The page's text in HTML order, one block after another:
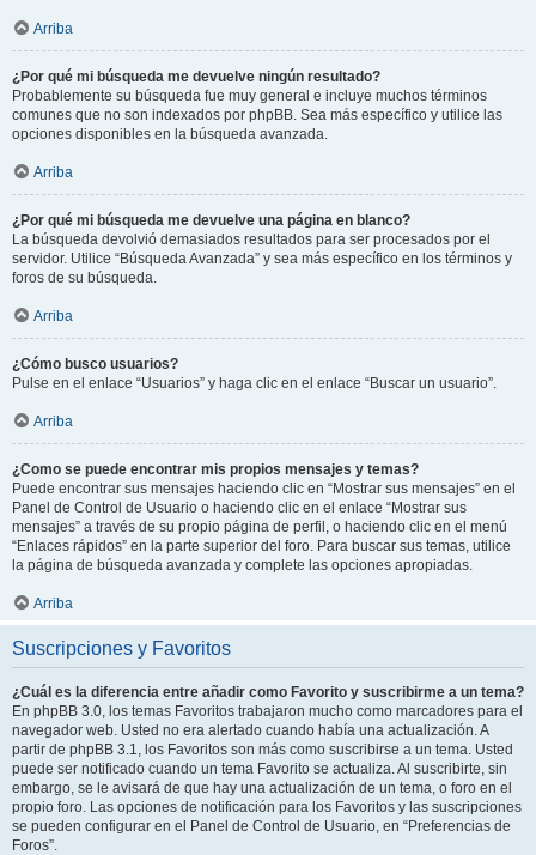
Arriba
¿Por qué mi búsqueda me devuelve ningún resultado?
Probablemente su búsqueda fue muy general e incluye muchos términos
comunes que no son indexados por phpBB. Sea más específico y utilice las
opciones disponibles en la búsqueda avanzada.
Arriba
¿Por qué mi búsqueda me devuelve una página en blanco?
La búsqueda devolvió demasiados resultados para ser procesados por el
servidor. Utilice “Búsqueda Avanzada” y sea más específico en los términos y
foros de su búsqueda.
Arriba
¿Cómo busco usuarios?
Pulse en el enlace “Usuarios” y haga clic en el enlace “Buscar un usuario”.
Arriba
¿Como se puede encontrar mis propios mensajes y temas?
Puede encontrar sus mensajes haciendo clic en “Mostrar sus mensajes” en el
Panel de Control de Usuario o haciendo clic en el enlace “Mostrar sus
mensajes” a través de su propio página de perfil, o haciendo clic en el menú
“Enlaces rápidos” en la parte superior del foro. Para buscar sus temas, utilice
la página de búsqueda avanzada y complete las opciones apropiadas.
Arriba
Suscripciones y Favoritos
¿Cuál es la diferencia entre añadir como Favorito y suscribirme a un tema?
En phpBB 3.0, los temas Favoritos trabajaron mucho como marcadores para el
navegador web. Usted no era alertado cuando había una actualización. A
partir de phpBB 3.1, los Favoritos son más como suscribirse a un tema. Usted
puede ser notificado cuando un tema Favorito se actualiza. Al suscribirte, sin
embargo, se le avisará de que hay una actualización de un tema, o foro en el
propio foro. Las opciones de notificación para los Favoritos y las suscripciones
se pueden configurar en el Panel de Control de Usuario, en “Preferencias de
Foros”.